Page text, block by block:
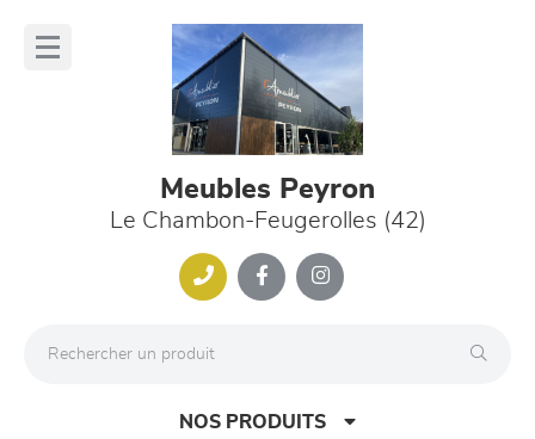
Meubles Peyron
Le Chambon-Feugerolles (42)
NOS PRODUITS